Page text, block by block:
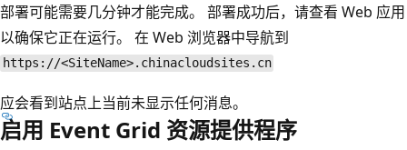
部署可能需要几分钟才能完成。 部署成功后，请查看 Web 应用
以确保它正在运行。 在 Web 浏览器中导航到
https://<SiteName>.chinacloudsites.cn
应会看到站点上当前未显示任何消息。
启用 Event Grid 资源提供程序